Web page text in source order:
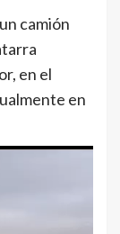
camión
en el
en